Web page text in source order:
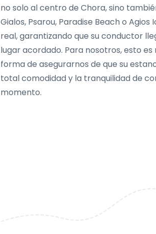
no solo al centro de Chora, sino
Gialos, Psarou, Paradise Beach o
real, garantizando que su conductor
lugar acordado. Para nosotros, esto
forma de asegurarnos de que su
total comodidad y la tranquilidad de
momento.